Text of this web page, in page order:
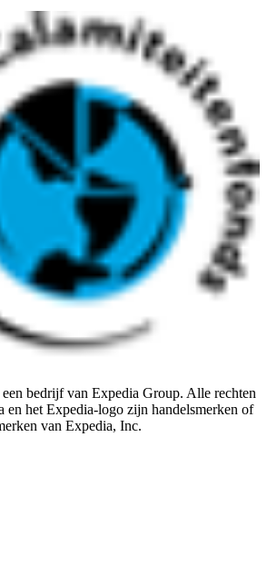
bedrijf van Expedia Group. Alle rechten
en het Expedia-logo zijn handelsmerken of
van Expedia, Inc.